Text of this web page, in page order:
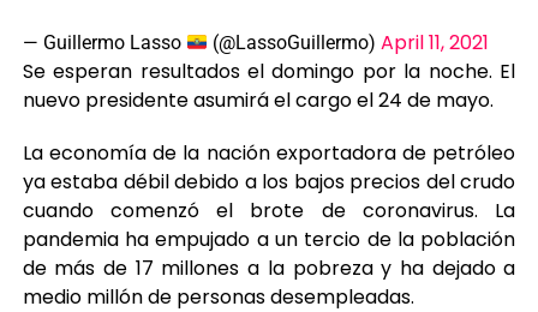
— Guillermo Lasso (@LassoGuillermo) April 11, 2021
Se esperan resultados el domingo por la noche. El
nuevo presidente asumirá el cargo el 24 de mayo.
La economía de la nación exportadora de petróleo
ya estaba débil debido a los bajos precios del crudo
cuando comenzó el brote de coronavirus. La
pandemia ha empujado a un tercio de la población
de más de 17 millones a la pobreza y ha dejado a
medio millón de personas desempleadas.